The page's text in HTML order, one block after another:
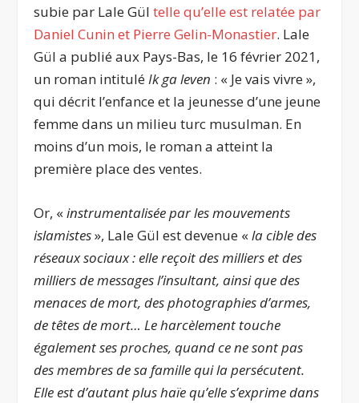
subie par Lale Gültelle qu’elle est relatée par
Daniel Cunin et Pierre Gelin-Monastier. Lale
Gül a publié aux Pays-Bas, le 16 février 2021,
un roman intituléIk ga leven : « Je vais vivre »,
qui décrit l’enfance et la jeunesse d’une jeune
femme dans un milieu turc musulman. En
moins d’un mois, le roman a atteint la
première place des ventes.
Or, «instrumentalisée par les mouvements
islamistes», Lale Gül est devenue «la cible des
réseaux sociaux : elle reçoit des milliers et des
milliers de messages l’insultant, ainsi que des
menaces de mort, des photographies d’armes,
de têtes de mort… Le harcèlement touche
également ses proches, quand ce ne sont pas
des membres de sa famille qui la persécutent.
Elle est d’autant plus haïe qu’elle s’exprime dans